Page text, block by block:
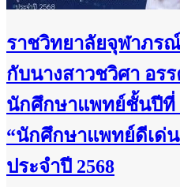
ราชวิทยาลัยจุฬาภร
กับนางสาวชวิศา อร
นักศึกษาแพทย์ชั้นปีที่
“นักศึกษาแพทย์ดีเด่
ประจำปี 2568